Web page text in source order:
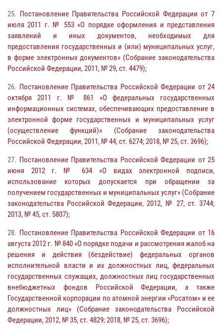
25. Постановление Правительства Российской Федерации от 7
июля 2011 г. № 553 «О порядке оформления и представления
заявлений и иных документов, необходимых для
предоставления государственных и (или) муниципальных услуг,
в форме электронных документов» (Собрание законодательства
Российской Федерации, 2011, № 29, ст. 4479);
26. Постановление Правительства Российской Федерации от 24
октября 2011 г. № 861 «О федеральных государственных
информационных системах, обеспечивающих предоставление в
электронной форме государственных и муниципальных услуг
(осуществление функций)» (Собрание законодательства
Российской Федерации, 2011, № 44, ст. 6274; 2018, № 25, ст. 3696);
27. Постановление Правительства Российской Федерации от 25
июня 2012 г. № 634 «О видах электронной подписи,
использование которых допускается при обращении за
получением государственных и муниципальных услуг» (Собрание
законодательства Российской Федерации, 2012, № 27, ст. 3744;
2013, № 45, ст. 5807);
28. Постановление Правительства Российской Федерации от 16
августа 2012 г. № 840 «О порядке подачи и рассмотрения жалоб на
решения и действия (бездействие) федеральных органов
исполнительной власти и их должностных лиц, федеральных
государственных служащих, должностных лиц государственных
внебюджетных фондов Российской Федерации, а также
Государственной корпорации по атомной энергии «Росатом» и ее
должностных лиц» (Собрание законодательства Российской
Федерации, 2012, № 35, ст. 4829; 2018, № 25, ст. 3696);